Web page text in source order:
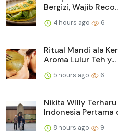
Bergizi, Wajib
4 hours ago 6
Ritual Mandi ala
Aroma Lulur Teh y...
5 hours ago 6
Nikita Willy
Indonesia Pertama
8 hours ago 9